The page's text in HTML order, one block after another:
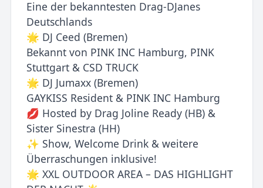
Eine der bekanntesten Drag-DJanes
Deutschlands
🌟 DJ Ceed (Bremen)
Bekannt von PINK INC Hamburg, PINK
Stuttgart & CSD TRUCK
🌟 DJ Jumaxx (Bremen)
GAYKISS Resident & PINK INC Hamburg
💋 Hosted by Drag Joline Ready (HB) &
Sister Sinestra (HH)
✨ Show, Welcome Drink & weitere
Überraschungen inklusive!
🌟 XXL OUTDOOR AREA – DAS HIGHLIGHT